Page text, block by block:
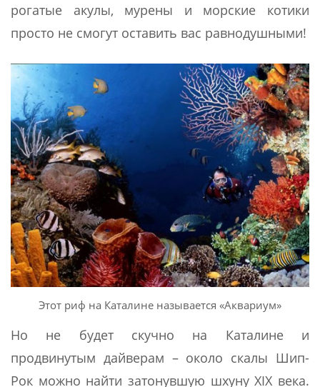
рогатые акулы, мурены и морские котики
просто не смогут оставить вас равнодушными!
Этот риф на Каталине называется «Аквариум»
Но не будет скучно на Каталине и
продвинутым дайверам – около скалы Шип-
Рок можно найти затонувшую шхуну XIX века.